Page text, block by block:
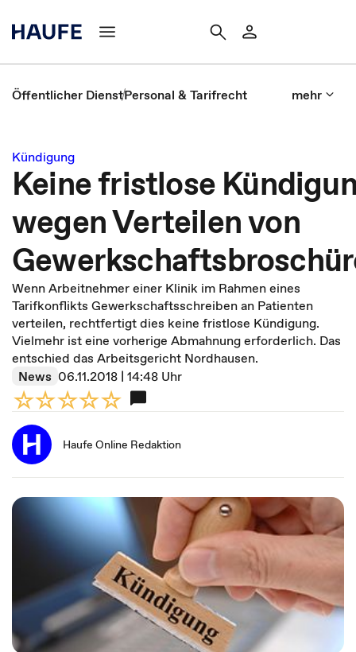
Öffentlicher DienstPersonal & Tarifrecht mehr
Kündigung
Keine fristlose
wegen Verteilen von
Wenn Arbeitnehmer einer Klinik im Rahmen eines
Tarifkonflikts Gewerkschaftsschreiben an Patienten
verteilen, rechtfertigt dies keine fristlose Kündigung.
Vielmehr ist eine vorherige Abmahnung erforderlich. Das
entschied das Arbeitsgericht Nordhausen.
News 06.11.2018 | 14:48 Uhr
Haufe Online Redaktion